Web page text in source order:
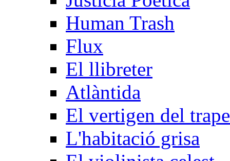
Human Trash
Flux
El llibreter
Atlàntida
El vertigen del
L'habitació grisa